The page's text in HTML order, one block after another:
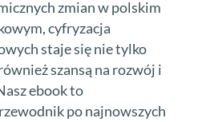
zmian w polskim
cyfryzacja
staje się nie tylko
szansą na rozwój i
ebook to
po najnowszych